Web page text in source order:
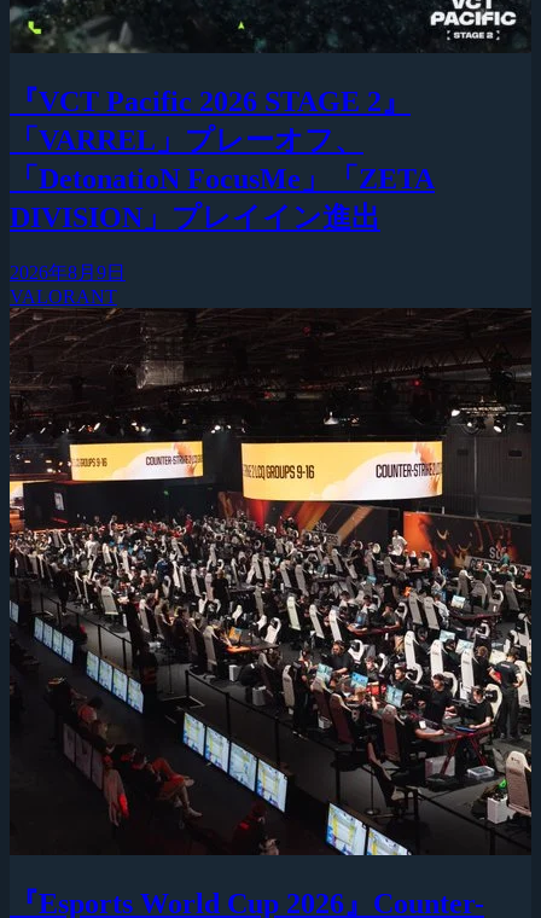
『VCT Pacific 2026 STAGE 2』
「VARREL」プレーオフ、
「DetonatioN FocusMe」「ZETA
DIVISION」プレイイン進出
2026年8月9日
VALORANT
『Esports World Cup 2026』Counter-